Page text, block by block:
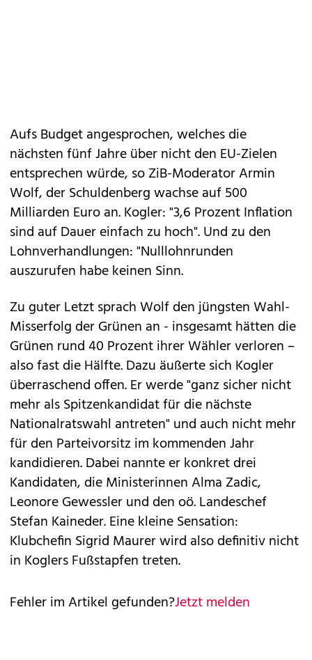
Aufs Budget angesprochen, welches die
nächsten fünf Jahre über nicht den EU-Zielen
entsprechen würde, so ZiB-Moderator Armin
Wolf, der Schuldenberg wachse auf 500
Milliarden Euro an. Kogler: "3,6 Prozent Inflation
sind auf Dauer einfach zu hoch". Und zu den
Lohnverhandlungen: "Nulllohnrunden
auszurufen habe keinen Sinn.
Zu guter Letzt sprach Wolf den jüngsten Wahl-
Misserfolg der Grünen an - insgesamt hätten die
Grünen rund 40 Prozent ihrer Wähler verloren –
also fast die Hälfte. Dazu äußerte sich Kogler
überraschend offen. Er werde "ganz sicher nicht
mehr als Spitzenkandidat für die nächste
Nationalratswahl antreten" und auch nicht mehr
für den Parteivorsitz im kommenden Jahr
kandidieren. Dabei nannte er konkret drei
Kandidaten, die Ministerinnen Alma Zadic,
Leonore Gewessler und den oö. Landeschef
Stefan Kaineder. Eine kleine Sensation:
Klubchefin Sigrid Maurer wird also definitiv nicht
in Koglers Fußstapfen treten.
Fehler im Artikel gefunden?Jetzt melden